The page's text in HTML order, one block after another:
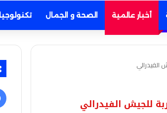
أخبار عالمية الصحة و الجمال تكنولوجيا
الفيدرالي
للجيش الفيدرالي